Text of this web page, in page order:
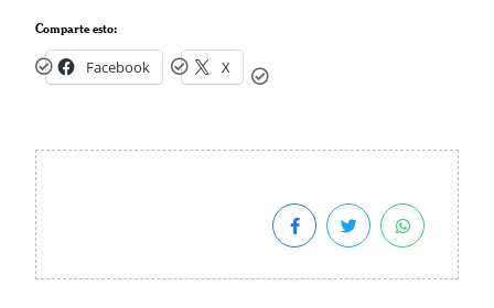
Comparte esto:
Facebook X